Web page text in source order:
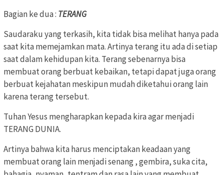
Bagian ke dua : TERANG
Saudaraku yang terkasih, kita tidak bisa melihat hanya pada
saat kita memejamkan mata. Artinya terang itu ada di setiap
saat dalam kehidupan kita. Terang sebenarnya bisa
membuat orang berbuat kebaikan, tetapi dapat juga orang
berbuat kejahatan meskipun mudah diketahui orang lain
karena terang tersebut.
Tuhan Yesus mengharapkan kepada kira agar menjadi
TERANG DUNIA.
Artinya bahwa kita harus menciptakan keadaan yang
membuat orang lain menjadi senang , gembira, suka cita,